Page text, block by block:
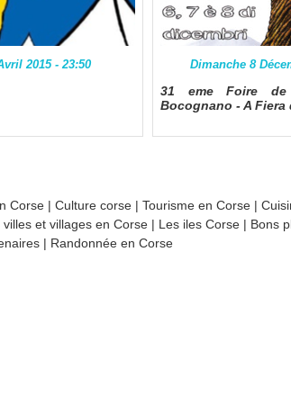
2015 - 23:50 Dimanche 8
31 eme Foire
Bocognano - A Fiera
Corse | Culture corse | Tourisme en Corse |
villes et villages en Corse | Les iles Corse | Bons
| Randonnée en Corse